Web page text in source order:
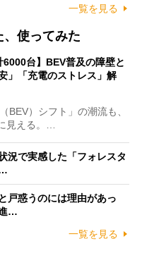
一覧を見る
使ってみた
6000台】BEV普及の障壁と
」「充電のストレス」解
）シフト」の潮流も、
見える。…
況で実感した「フォレスタ
戸惑うのには理由があっ
…
一覧を見る